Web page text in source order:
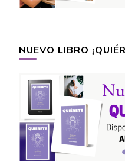
NUEVO LIBRO